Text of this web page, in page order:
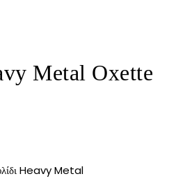
Metal Oxette
Heavy Metal